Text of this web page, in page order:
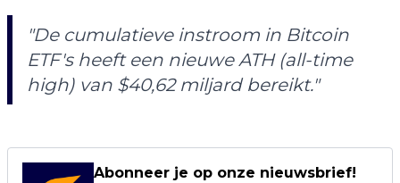
"De cumulatieve instroom in Bitcoin
ETF's heeft een nieuwe ATH (all-time
high) van $40,62 miljard bereikt."
Abonneer je op onze nieuwsbrief!